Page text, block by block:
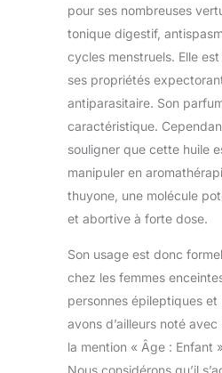
pour ses nombreuses
tonique digestif,
cycles menstruels. Elle
ses propriétés
antiparasitaire. Son
caractéristique.
souligner que cette huile
manipuler en
thuyone, une molécule
et abortive à forte dose.
Son usage est donc
chez les femmes
personnes épileptiques
avons d’ailleurs noté
la mention « Âge : Enfant
Nous considérons qu’il